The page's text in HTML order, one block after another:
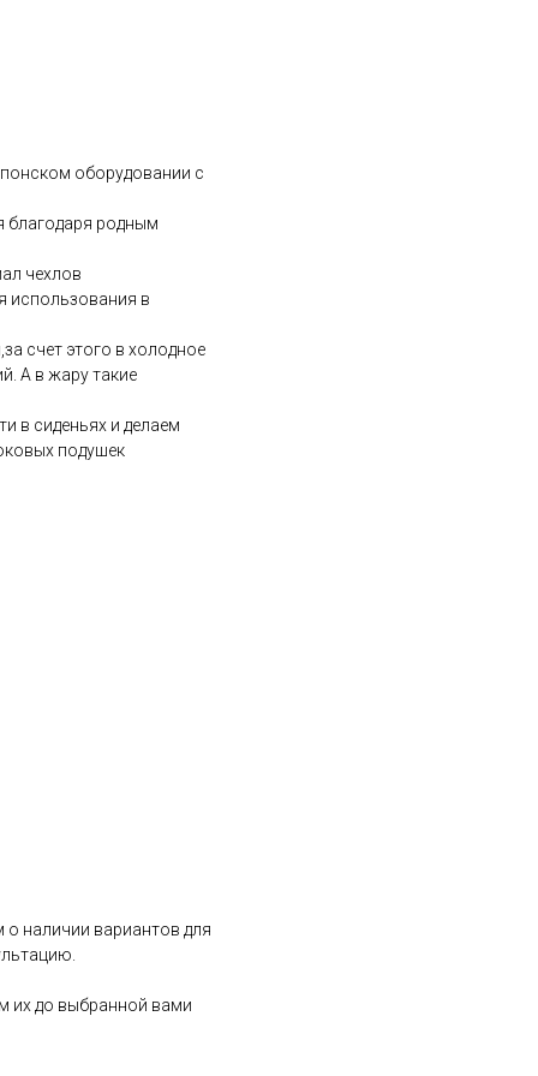
оборудовании с
благодаря родным
чехлов
использования в
счет этого в холодное
А в жару такие
в сиденьях и делаем
подушек
наличии вариантов для
их до выбранной вами